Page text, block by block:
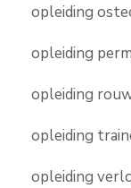
opleiding
opleiding
opleiding
opleiding
opleiding